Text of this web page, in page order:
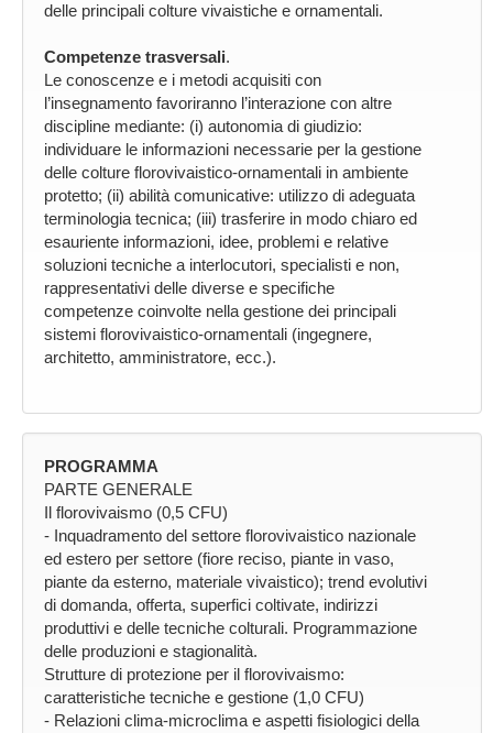
delle principali colture vivaistiche e ornamentali.
Competenze trasversali.
Le conoscenze e i metodi acquisiti con
l’insegnamento favoriranno l’interazione con altre
discipline mediante: (i) autonomia di giudizio:
individuare le informazioni necessarie per la gestione
delle colture florovivaistico-ornamentali in ambiente
protetto; (ii) abilità comunicative: utilizzo di adeguata
terminologia tecnica; (iii) trasferire in modo chiaro ed
esauriente informazioni, idee, problemi e relative
soluzioni tecniche a interlocutori, specialisti e non,
rappresentativi delle diverse e specifiche
competenze coinvolte nella gestione dei principali
sistemi florovivaistico-ornamentali (ingegnere,
architetto, amministratore, ecc.).
PROGRAMMA
PARTE GENERALE
Il florovivaismo (0,5 CFU)
- Inquadramento del settore florovivaistico nazionale
ed estero per settore (fiore reciso, piante in vaso,
piante da esterno, materiale vivaistico); trend evolutivi
di domanda, offerta, superfici coltivate, indirizzi
produttivi e delle tecniche colturali. Programmazione
delle produzioni e stagionalità.
Strutture di protezione per il florovivaismo:
caratteristiche tecniche e gestione (1,0 CFU)
- Relazioni clima-microclima e aspetti fisiologici della